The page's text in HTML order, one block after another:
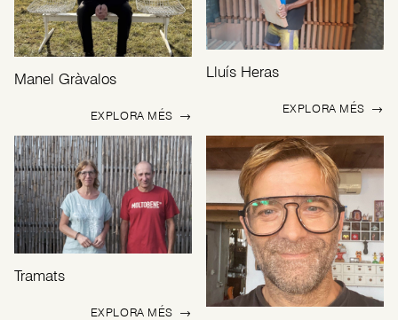
Manel Gràvalos
EXPLORA MÉS →
Lluís Heras
EXPLORA MÉS →
Tramats
EXPLORA MÉS →